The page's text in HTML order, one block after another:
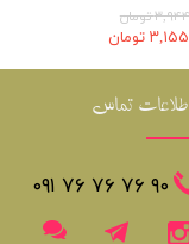
تومان
تومان
تماس
​​٩٠ ٧۶ ٧۶ ٧۶ ٠٩١